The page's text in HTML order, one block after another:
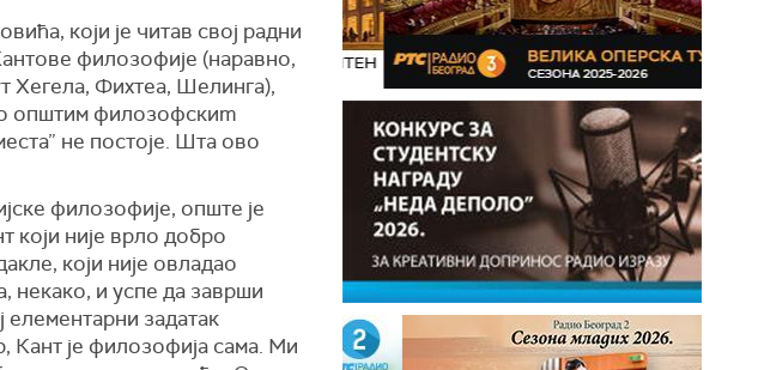
који је читав своj радни
филозофије (наравно,
Хегела, Фихтеа, Шелинга),
о општим филозофскиm
не постоје. Шта ово
филозофије, опште је
који није врло добро
који није овладао
некако, и успе да заврши
елементарни задатак
је филозофија сама. Ми